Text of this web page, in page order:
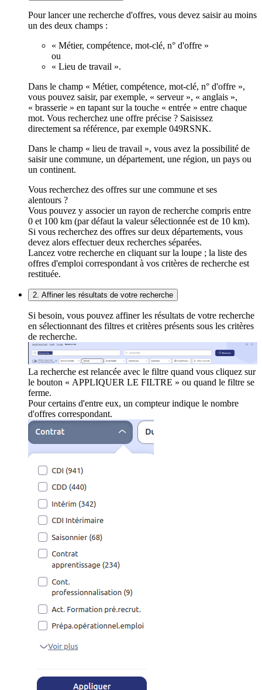
Pour lancer une recherche d'offres, vous devez saisir au moins
un des deux champs :
« Métier, compétence, mot-clé, n° d'offre »
ou
« Lieu de travail ».
Dans le champ « Métier, compétence, mot-clé, n° d'offre »,
vous pouvez saisir, par exemple, « serveur », « anglais »,
« brasserie » en tapant sur la touche « entrée » entre chaque
mot. Vous recherchez une offre précise ? Saisissez
directement sa référence, par exemple 049RSNK.
Dans le champ « lieu de travail », vous avez la possibilité de
saisir une commune, un département, une région, un pays ou
un continent.
Vous recherchez des offres sur une commune et ses
alentours ?
Vous pouvez y associer un rayon de recherche compris entre
0 et 100 km (par défaut la valeur sélectionnée est de 10 km).
Si vous recherchez des offres sur deux départements, vous
devez alors effectuer deux recherches séparées.
Lancez votre recherche en cliquant sur la loupe ; la liste des
offres d'emploi correspondant à vos critères de recherche est
restituée.
2. Affiner les résultats de votre recherche
Si besoin, vous pouvez affiner les résultats de votre recherche
en sélectionnant des filtres et critères présents sous les critères
de recherche.
La recherche est relancée avec le filtre quand vous cliquez sur
le bouton « APPLIQUER LE FILTRE » ou quand le filtre se
ferme.
Pour certains d'entre eux, un compteur indique le nombre
d'offres correspondant.